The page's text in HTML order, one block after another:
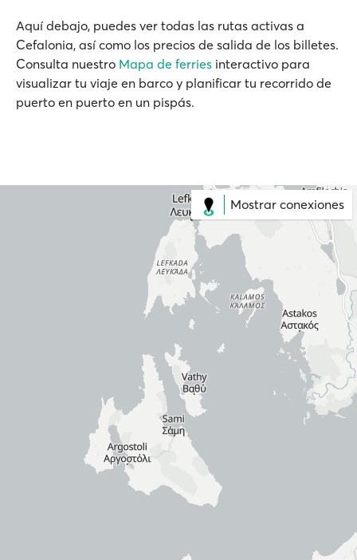
Aquí debajo, puedes ver todas las rutas activas a
Cefalonia, así como los precios de salida de los billetes.
Consulta nuestro Mapa de ferries interactivo para
visualizar tu viaje en barco y planificar tu recorrido de
puerto en puerto en un pispás.
Mostrar conexiones